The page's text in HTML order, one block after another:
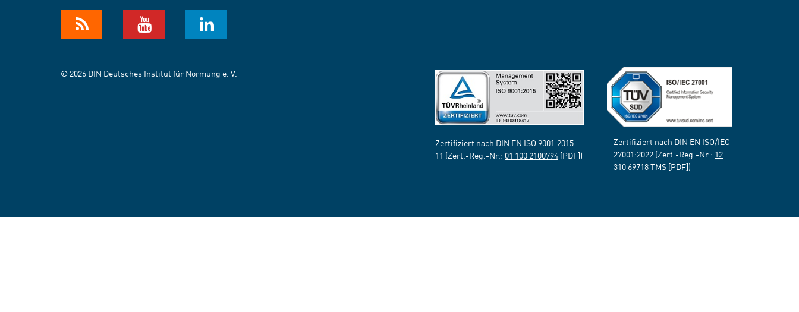
© 2026 DIN Deutsches Institut für Normung e. V.
Zertifiziert nach DIN EN ISO 9001:2015-
11 (Zert.-Reg.-Nr.: 01 100 2100794 [PDF])
Zertifiziert nach DIN EN ISO/IEC
27001:2022 (Zert.-Reg.-Nr.: 12
310 69718 TMS [PDF])